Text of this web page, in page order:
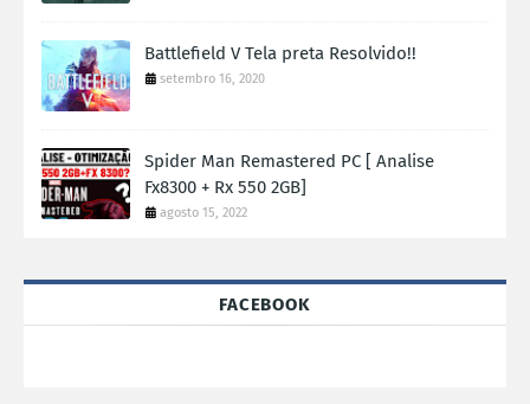
Battlefield V Tela preta Resolvido!!
setembro 16, 2020
Spider Man Remastered PC [ Analise
Fx8300 + Rx 550 2GB]
agosto 15, 2022
FACEBOOK